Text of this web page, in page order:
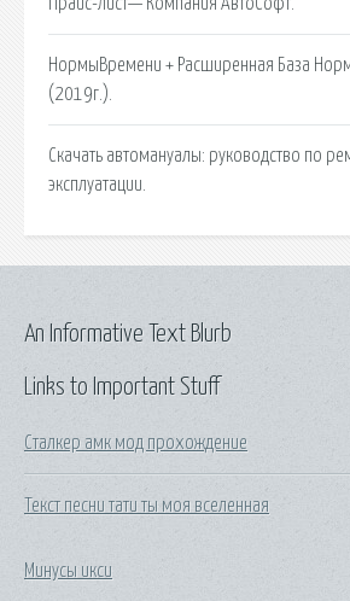
НормыВремени + Расширенная База
(2019г.).
Скачать автомануалы: руководство по
эксплуатации.
Links to Important Stuff
Сталкер амк мод прохождение
Текст песни тати ты моя вселенная
Минусы икси
An Informative Text Blurb